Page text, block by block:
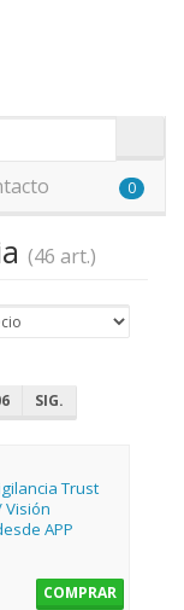
0
(46 art.)
SIG.
Trust
Visión
APP
COMPRAR